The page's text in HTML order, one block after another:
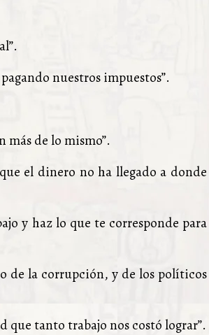
nuestros impuestos”.
más de lo mismo”.
el dinero no ha llegado a donde
y haz lo que te corresponde para
de la corrupción, y de los políticos
que tanto trabajo nos costó lograr”.